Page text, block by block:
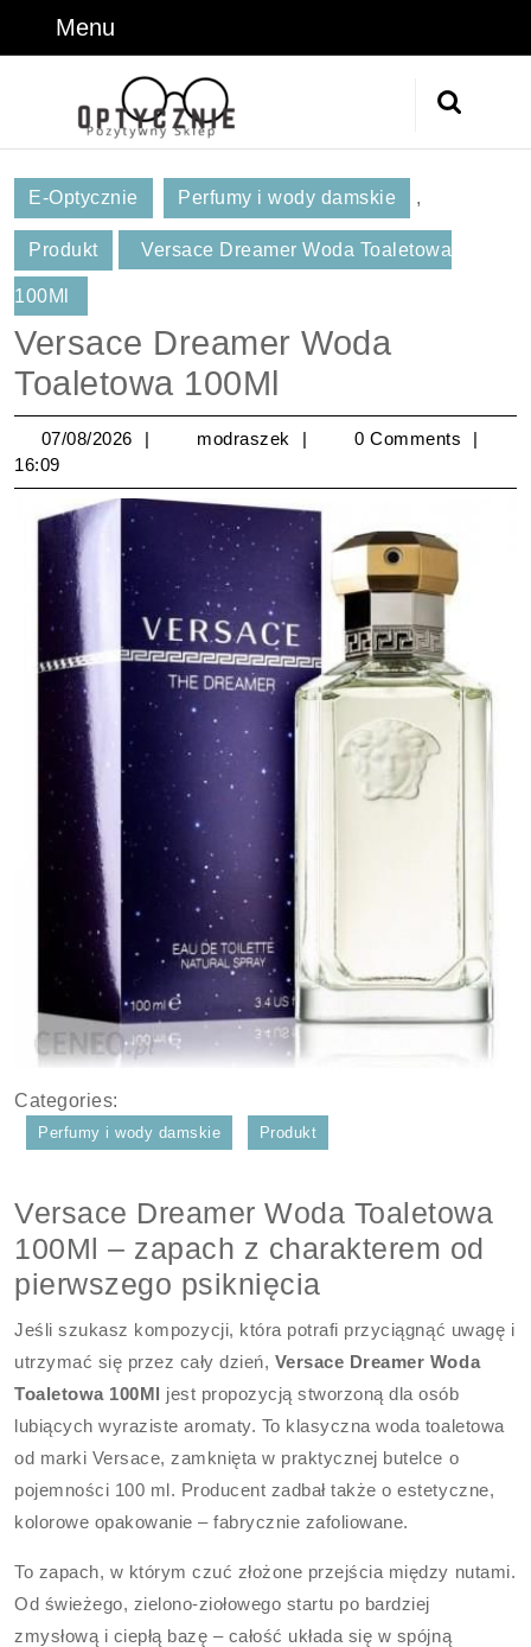
Menu
E-Optycznie Perfumy i wody damskie ,
Produkt Versace Dreamer Woda Toaletowa
100Ml
Versace Dreamer Woda
Toaletowa 100Ml
07/08/2026 07/08/2026
modraszek modraszek
0 Comments
16:09
Categories:
Perfumy i wody damskie Produkt
Versace Dreamer Woda Toaletowa
100Ml – zapach z charakterem od
pierwszego psiknięcia
Jeśli szukasz kompozycji, która potrafi przyciągnąć uwagę i
utrzymać się przez cały dzień, Versace Dreamer Woda
Toaletowa 100Ml jest propozycją stworzoną dla osób
lubiących wyraziste aromaty. To klasyczna woda toaletowa
od marki Versace, zamknięta w praktycznej butelce o
pojemności 100 ml. Producent zadbał także o estetyczne,
kolorowe opakowanie – fabrycznie zafoliowane.
To zapach, w którym czuć złożone przejścia między nutami.
Od świeżego, zielono-ziołowego startu po bardziej
zmysłową i ciepłą bazę – całość układa się w spójną